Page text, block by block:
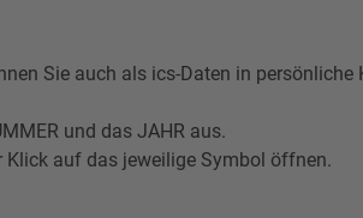
Sie auch als ics-Daten in persönliche
und das JAHR aus.
auf das jeweilige Symbol öffnen.